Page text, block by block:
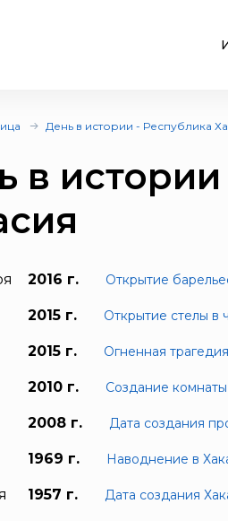
День в истории - Республика
в
2016 г. Открытие
2015 г. Открытие стелы в
2015 г. Огненная
2010 г. Создание
2008 г. Дата создания
1969 г. Наводнение в
1957 г. Дата создания